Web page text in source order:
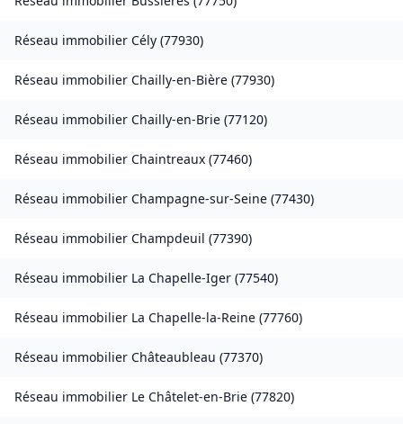
Réseau immobilier Cély (77930)
Réseau immobilier Chailly-en-Bière (77930)
Réseau immobilier Chailly-en-Brie (77120)
Réseau immobilier Chaintreaux (77460)
Réseau immobilier Champagne-sur-Seine (77430)
Réseau immobilier Champdeuil (77390)
Réseau immobilier La Chapelle-Iger (77540)
Réseau immobilier La Chapelle-la-Reine (77760)
Réseau immobilier Châteaubleau (77370)
Réseau immobilier Le Châtelet-en-Brie (77820)